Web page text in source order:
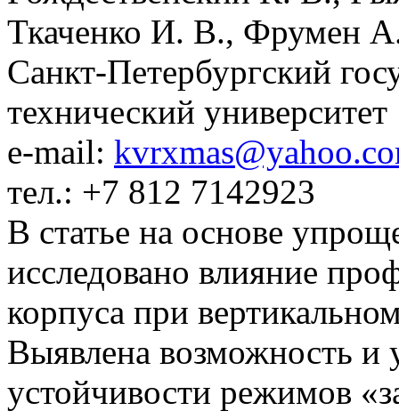
Ткаченко И. В., Фрумен
Санкт-Петербургский
технический университет
e-mail:
тел.: +7 812 7142923
В статье на основе
исследовано влияние
корпуса при
Выявлена возможность и
устойчивости режимов